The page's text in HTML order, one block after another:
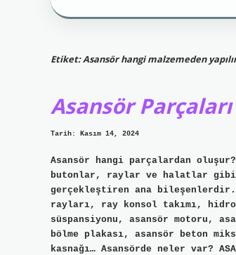
Etiket:Asansör hangi malzemeden
Asansör
Tarih: Kasım 14, 2024
Asansör hangi parçalardan
butonlar, raylar ve halatlar gibi
gerçekleştiren ana bileşenlerdir.
rayları, ray konsol takımı,
süspansiyonu, asansör motoru,
bölme plakası, asansör beton
kasnağı… Asansörde neler var?